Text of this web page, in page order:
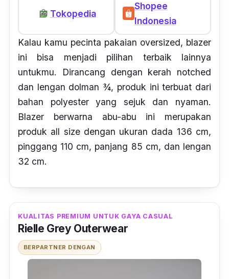
Tokopedia
Shopee
Indonesia
Kalau kamu pecinta pakaian oversized, blazer
ini bisa menjadi pilihan terbaik lainnya
untukmu. Dirancang dengan kerah notched
dan lengan dolman ¾, produk ini terbuat dari
bahan polyester yang sejuk dan nyaman.
Blazer berwarna abu-abu ini merupakan
produk all size dengan ukuran dada 136 cm,
pinggang 110 cm, panjang 85 cm, dan lengan
32 cm.
KUALITAS PREMIUM UNTUK GAYA CASUAL
Rielle Grey Outerwear
BERPARTNER DENGAN